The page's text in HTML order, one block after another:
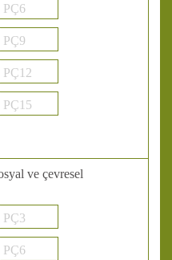
PÇ6
PÇ9
PÇ12
PÇ15
ve çevresel
PÇ3
PÇ6